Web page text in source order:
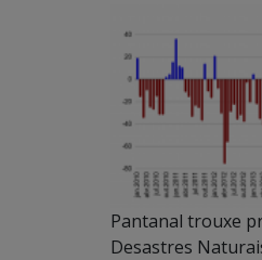
Pantanal trouxe
Desastres